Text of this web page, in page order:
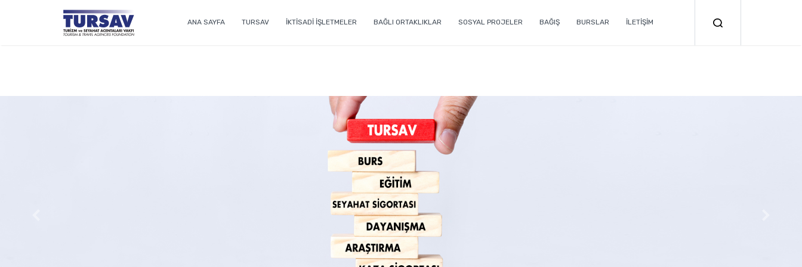
ANA SAYFA TURSAV İKTİSADİ İŞLETMELER BAĞLI ORTAKLIKLAR SOSYAL PROJELER BAĞIŞ BURSLAR İLETİŞİM